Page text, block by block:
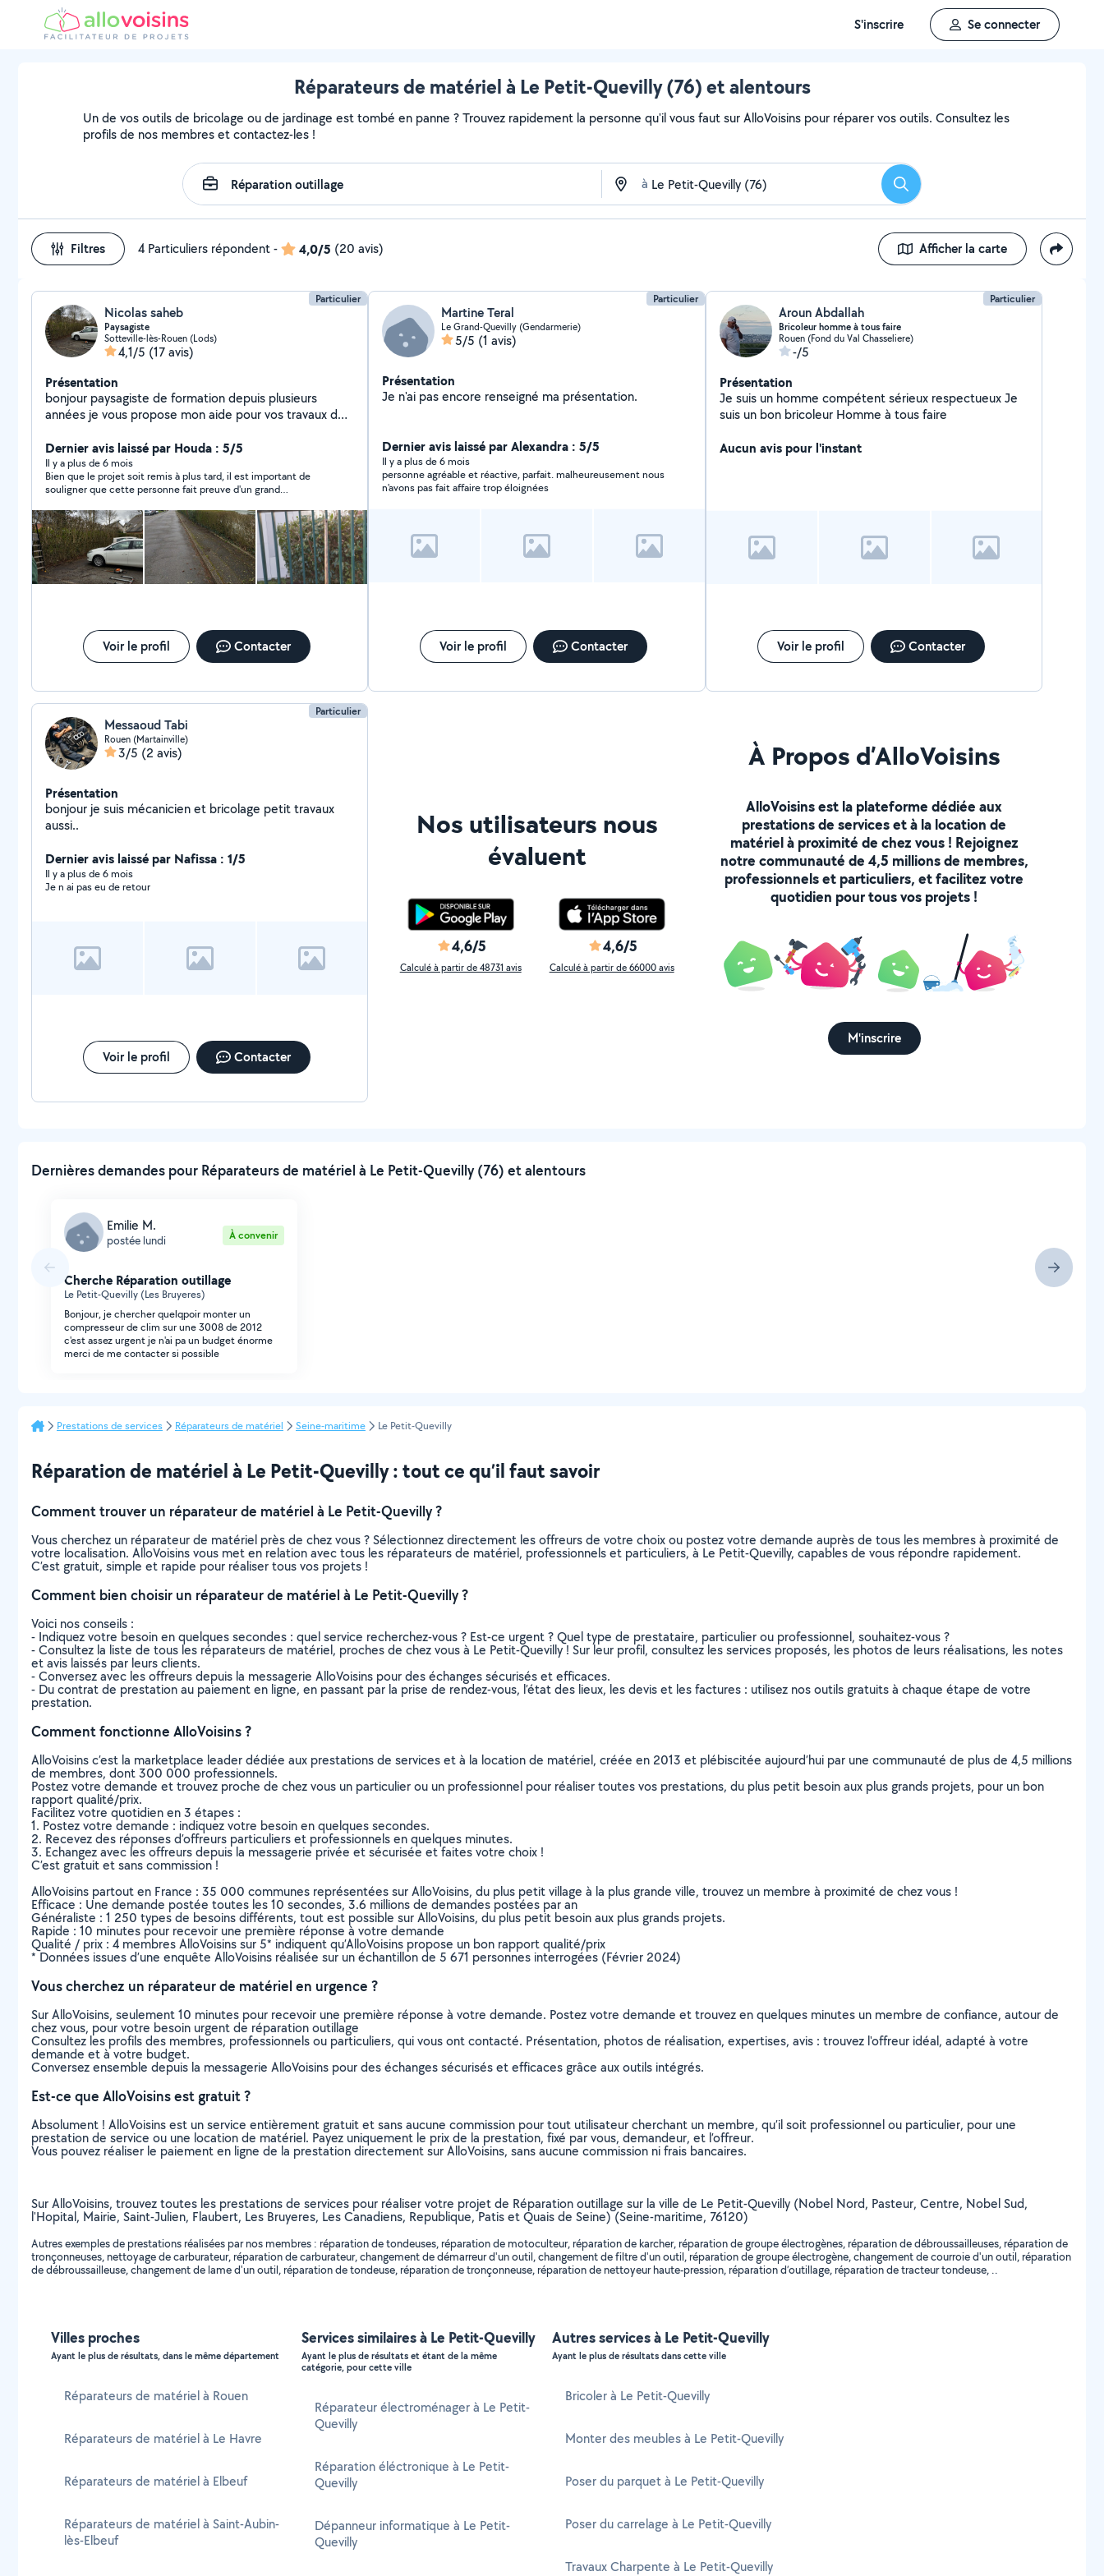
S'inscrire Se connecter
Réparateurs de matériel à Le Petit-Quevilly (76) et alentours
Un de vos outils de bricolage ou de jardinage est tombé en panne ? Trouvez rapidement la personne qu'il vous faut sur AlloVoisins pour réparer vos outils. Consultez les
profils de nos membres et contactez-les !
à Rechercher
Filtres 4 Particuliers répondent- 4,0/5 (20 avis) Afficher la carte
Particulier
Nicolas saheb
Paysagiste
Sotteville-lès-Rouen (Lods)
4,1/5 (17 avis)
Présentation
bonjour paysagiste de formation depuis plusieurs
années je vous propose mon aide pour vos travaux de
Dernier avis laissé par Houda : 5/5
Il y a plus de 6 mois
Bien que le projet soit remis à plus tard, il est important de
souligner que cette personne fait preuve d'un grand
nécessaire pour donner des conseils. Je recommande
Voir le profil Contacter
Particulier
Martine Teral
Le Grand-Quevilly (Gendarmerie)
5/5 (1 avis)
Présentation
Je n'ai pas encore renseigné ma présentation.
Dernier avis laissé par Alexandra : 5/5
Il y a plus de 6 mois
personne agréable et réactive, parfait. malheureusement nous
n'avons pas fait affaire trop éloignées
Voir le profil Contacter
Particulier
Aroun Abdallah
Bricoleur homme à tous faire
Rouen (Fond du Val Chasseliere)
-/5
Présentation
Je suis un homme compétent sérieux respectueux Je
suis un bon bricoleur Homme à tous faire
Aucun avis pour l'instant
Voir le profil Contacter
Particulier
Messaoud Tabi
Rouen (Martainville)
3/5 (2 avis)
Présentation
bonjour je suis mécanicien et bricolage petit travaux
aussi..
Dernier avis laissé par Nafissa : 1/5
Il y a plus de 6 mois
Je n ai pas eu de retour
Voir le profil Contacter
Nos utilisateurs nous
évaluent
4,6/5
Calculé à partir de 48731 avis
4,6/5
Calculé à partir de 66000 avis
À Propos d’AlloVoisins
AlloVoisins est la plateforme dédiée aux
prestations de services et à la location de
matériel à proximité de chez vous ! Rejoignez
notre communauté de 4,5 millions de membres,
professionnels et particuliers, et facilitez votre
quotidien pour tous vos projets !
M'inscrire
Dernières demandes pour Réparateurs de matériel à Le Petit-Quevilly (76) et alentours
Emilie M.
postée lundi À convenir
Cherche Réparation outillage
Le Petit-Quevilly (Les Bruyeres)
Bonjour, je chercher quelqpoir monter un
compresseur de clim sur une 3008 de 2012
c'est assez urgent je n'ai pa un budget énorme
merci de me contacter si possible
Prestations de services Réparateurs de matériel Seine-maritime Le Petit-Quevilly
Réparation de matériel à Le Petit-Quevilly : tout ce qu’il faut savoir
Comment trouver un réparateur de matériel à Le Petit-Quevilly ?
Vous cherchez un réparateur de matériel près de chez vous ? Sélectionnez directement les offreurs de votre choix ou postez votre demande auprès de tous les membres à proximité de
votre localisation. AlloVoisins vous met en relation avec tous les réparateurs de matériel, professionnels et particuliers, à Le Petit-Quevilly, capables de vous répondre rapidement.
C’est gratuit, simple et rapide pour réaliser tous vos projets !
Comment bien choisir un réparateur de matériel à Le Petit-Quevilly ?
Voici nos conseils :
- Indiquez votre besoin en quelques secondes : quel service recherchez-vous ? Est-ce urgent ? Quel type de prestataire, particulier ou professionnel, souhaitez-vous ?
- Consultez la liste de tous les réparateurs de matériel, proches de chez vous à Le Petit-Quevilly ! Sur leur profil, consultez les services proposés, les photos de leurs réalisations, les notes
et avis laissés par leurs clients.
- Conversez avec les offreurs depuis la messagerie AlloVoisins pour des échanges sécurisés et efficaces.
- Du contrat de prestation au paiement en ligne, en passant par la prise de rendez-vous, l’état des lieux, les devis et les factures : utilisez nos outils gratuits à chaque étape de votre
prestation.
Comment fonctionne AlloVoisins ?
AlloVoisins c’est la marketplace leader dédiée aux prestations de services et à la location de matériel, créée en 2013 et plébiscitée aujourd’hui par une communauté de plus de 4,5 millions
de membres, dont 300 000 professionnels.
Postez votre demande et trouvez proche de chez vous un particulier ou un professionnel pour réaliser toutes vos prestations, du plus petit besoin aux plus grands projets, pour un bon
rapport qualité/prix.
Facilitez votre quotidien en 3 étapes :
1. Postez votre demande : indiquez votre besoin en quelques secondes.
2. Recevez des réponses d’offreurs particuliers et professionnels en quelques minutes.
3. Echangez avec les offreurs depuis la messagerie privée et sécurisée et faites votre choix !
C’est gratuit et sans commission !
AlloVoisins partout en France : 35 000 communes représentées sur AlloVoisins, du plus petit village à la plus grande ville, trouvez un membre à proximité de chez vous !
Efficace : Une demande postée toutes les 10 secondes, 3.6 millions de demandes postées par an
Généraliste : 1 250 types de besoins différents, tout est possible sur AlloVoisins, du plus petit besoin aux plus grands projets.
Rapide : 10 minutes pour recevoir une première réponse à votre demande
Qualité / prix : 4 membres AlloVoisins sur 5* indiquent qu’AlloVoisins propose un bon rapport qualité/prix
* Données issues d’une enquête AlloVoisins réalisée sur un échantillon de 5 671 personnes interrogées (Février 2024)
Vous cherchez un réparateur de matériel en urgence ?
Sur AlloVoisins, seulement 10 minutes pour recevoir une première réponse à votre demande. Postez votre demande et trouvez en quelques minutes un membre de confiance, autour de
chez vous, pour votre besoin urgent de réparation outillage
Consultez les profils des membres, professionnels ou particuliers, qui vous ont contacté. Présentation, photos de réalisation, expertises, avis : trouvez l'offreur idéal, adapté à votre
demande et à votre budget.
Conversez ensemble depuis la messagerie AlloVoisins pour des échanges sécurisés et efficaces grâce aux outils intégrés.
Est-ce que AlloVoisins est gratuit ?
Absolument ! AlloVoisins est un service entièrement gratuit et sans aucune commission pour tout utilisateur cherchant un membre, qu’il soit professionnel ou particulier, pour une
prestation de service ou une location de matériel. Payez uniquement le prix de la prestation, fixé par vous, demandeur, et l’offreur.
Vous pouvez réaliser le paiement en ligne de la prestation directement sur AlloVoisins, sans aucune commission ni frais bancaires.
Sur AlloVoisins, trouvez toutes les prestations de services pour réaliser votre projet de Réparation outillage sur la ville de Le Petit-Quevilly (Nobel Nord, Pasteur, Centre, Nobel Sud,
l'Hopital, Mairie, Saint-Julien, Flaubert, Les Bruyeres, Les Canadiens, Republique, Patis et Quais de Seine) (Seine-maritime, 76120)
Autres exemples de prestations réalisées par nos membres : réparation de tondeuses, réparation de motoculteur, réparation de karcher, réparation de groupe électrogènes, réparation de débroussailleuses, réparation de
tronçonneuses, nettoyage de carburateur, réparation de carburateur, changement de démarreur d'un outil, changement de filtre d'un outil, réparation de groupe électrogène, changement de courroie d'un outil, réparation
de débroussailleuse, changement de lame d'un outil, réparation de tondeuse, réparation de tronçonneuse, réparation de nettoyeur haute-pression, réparation d’outillage, réparation de tracteur tondeuse, ..
Villes proches
Ayant le plus de résultats, dans le même département
Réparateurs de matériel à Rouen
Réparateurs de matériel à Le Havre
Réparateurs de matériel à Elbeuf
Réparateurs de matériel à Saint-Aubin-
lès-Elbeuf
Services similaires à Le Petit-Quevilly
Ayant le plus de résultats et étant de la même
catégorie, pour cette ville
Réparateur électroménager à Le Petit-
Quevilly
Réparation éléctronique à Le Petit-
Quevilly
Dépanneur informatique à Le Petit-
Quevilly
Autres services à Le Petit-Quevilly
Ayant le plus de résultats dans cette ville
Bricoler à Le Petit-Quevilly
Monter des meubles à Le Petit-Quevilly
Poser du parquet à Le Petit-Quevilly
Poser du carrelage à Le Petit-Quevilly
Travaux Charpente à Le Petit-Quevilly